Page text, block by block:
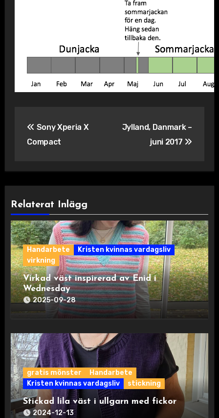
Sony Xperia X
Compact
Jylland, Danmark –
juni 2017
Relaterat Inlägg
Handarbete
Kristen kvinnas vardagsliv
virkning
Virkad väst inspirerad av Enid i
Wednesday
2025-09-28
gratis mönster
Handarbete
Kristen kvinnas vardagsliv
stickning
Stickad lila väst i ullgarn med fickor
2024-12-13